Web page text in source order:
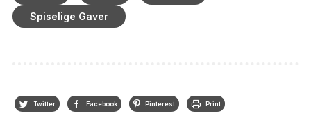
Spiselige Gaver
Twitter Facebook Pinterest Print